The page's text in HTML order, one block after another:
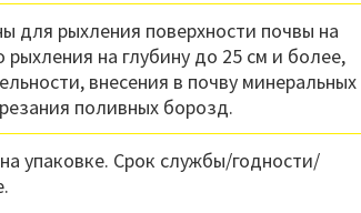
для рыхления поверхности почвы на
рыхления на глубину до 25 см и более,
внесения в почву минеральных
поливных борозд.
упаковке. Срок службы/годности/